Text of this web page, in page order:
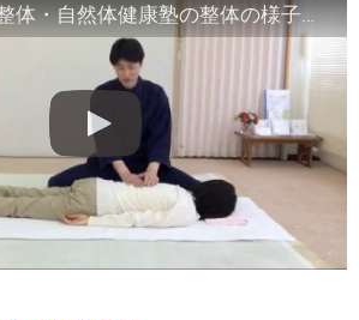
福井県越前市の整体・自然体健康塾の整体の様子（2）腹部や首など